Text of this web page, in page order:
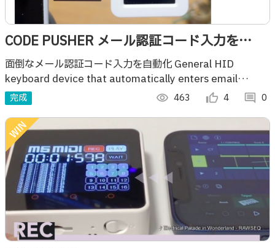
CODE PUSHER メール認証コード入力を
M5Atom S3にやってもらう
面倒なメール認証コード入力を自動化 General HID
keyboard device that automatically enters email
verification codes.
完成 visibility 463 thumb_up_alt 4 comment 0